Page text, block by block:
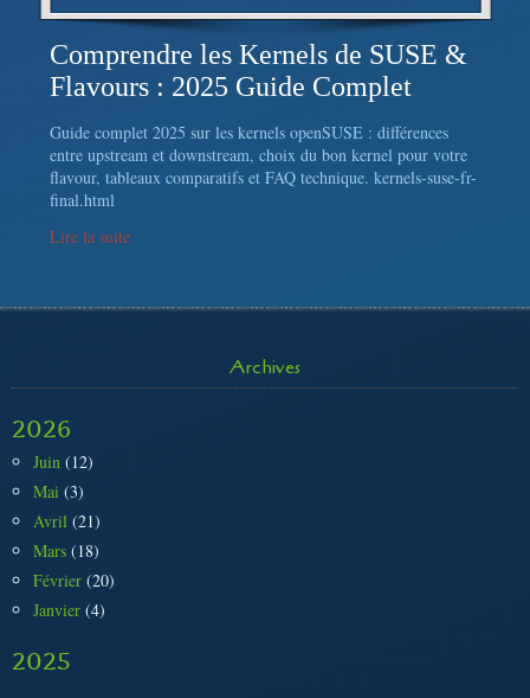
Comprendre les Kernels de SUSE &
Flavours : 2025 Guide Complet
Guide complet 2025 sur les kernels openSUSE : différences
entre upstream et downstream, choix du bon kernel pour votre
flavour, tableaux comparatifs et FAQ technique. kernels-suse-fr-
final.html
Lire la suite
Archives
2026
Juin (12)
Mai (3)
Avril (21)
Mars (18)
Février (20)
Janvier (4)
2025